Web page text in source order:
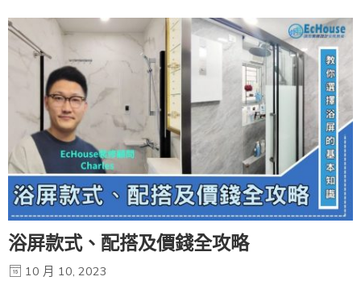
浴屏款式、配搭及價錢全攻略
10 月 10, 2023